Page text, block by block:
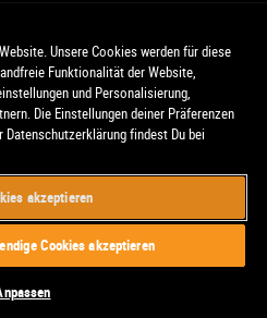
Unsere Cookies werden für diese
Funktionalität der Website,
und Personalisierung,
Die Einstellungen deiner Präferenzen
findest Du bei
akzeptieren
Cookies akzeptieren